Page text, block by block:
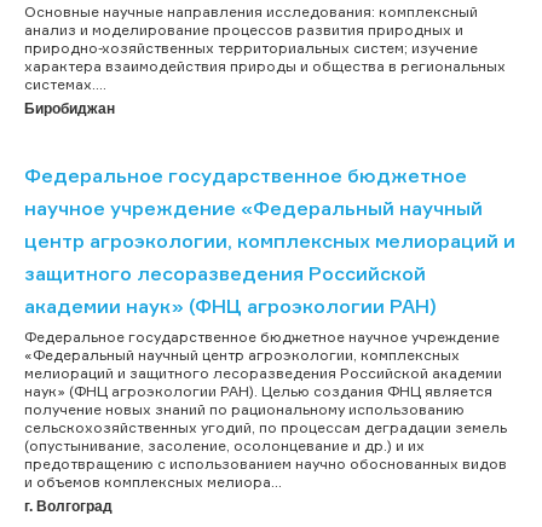
Основные научные направления исследования: комплексный
анализ и моделирование процессов развития природных и
природно-хозяйственных территориальных систем; изучение
характера взаимодействия природы и общества в региональных
системах....
Биробиджан
Федеральное государственное бюджетное
научное учреждение «Федеральный научный
центр агроэкологии, комплексных мелиораций и
защитного лесоразведения Российской
академии наук» (ФНЦ агроэкологии РАН)
Федеральное государственное бюджетное научное учреждение
«Федеральный научный центр агроэкологии, комплексных
мелиораций и защитного лесоразведения Российской академии
наук» (ФНЦ агроэкологии РАН). Целью создания ФНЦ является
получение новых знаний по рациональному использованию
сельскохозяйственных угодий, по процессам деградации земель
(опустынивание, засоление, осолонцевание и др.) и их
предотвращению с использованием научно обоснованных видов
и объемов комплексных мелиора...
г. Волгоград